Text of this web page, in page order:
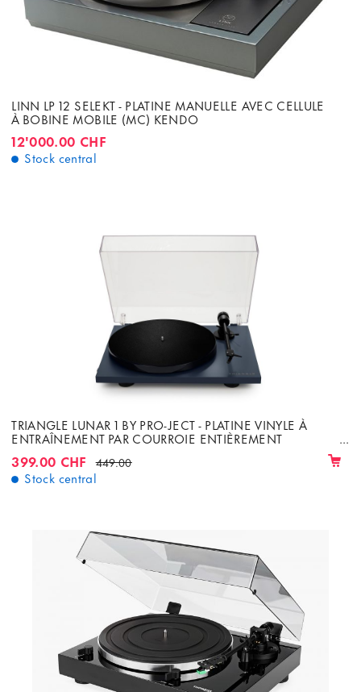
LINN LP 12 SELEKT - PLATINE MANUELLE AVEC CELLULE
À BOBINE MOBILE (MC) KENDO
12'000.00 CHF
Stock central
TRIANGLE LUNAR 1 BY PRO-JECT - PLATINE VINYLE À
ENTRAÎNEMENT PAR COURROIE ENTIÈREMENT
399.00 CHF 449.00
Stock central